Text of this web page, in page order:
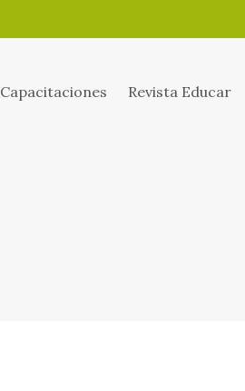
Capacitaciones Revista Educar